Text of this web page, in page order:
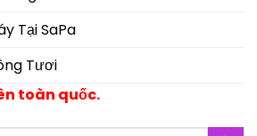
Tại SaPa
Tươi
toàn quốc.